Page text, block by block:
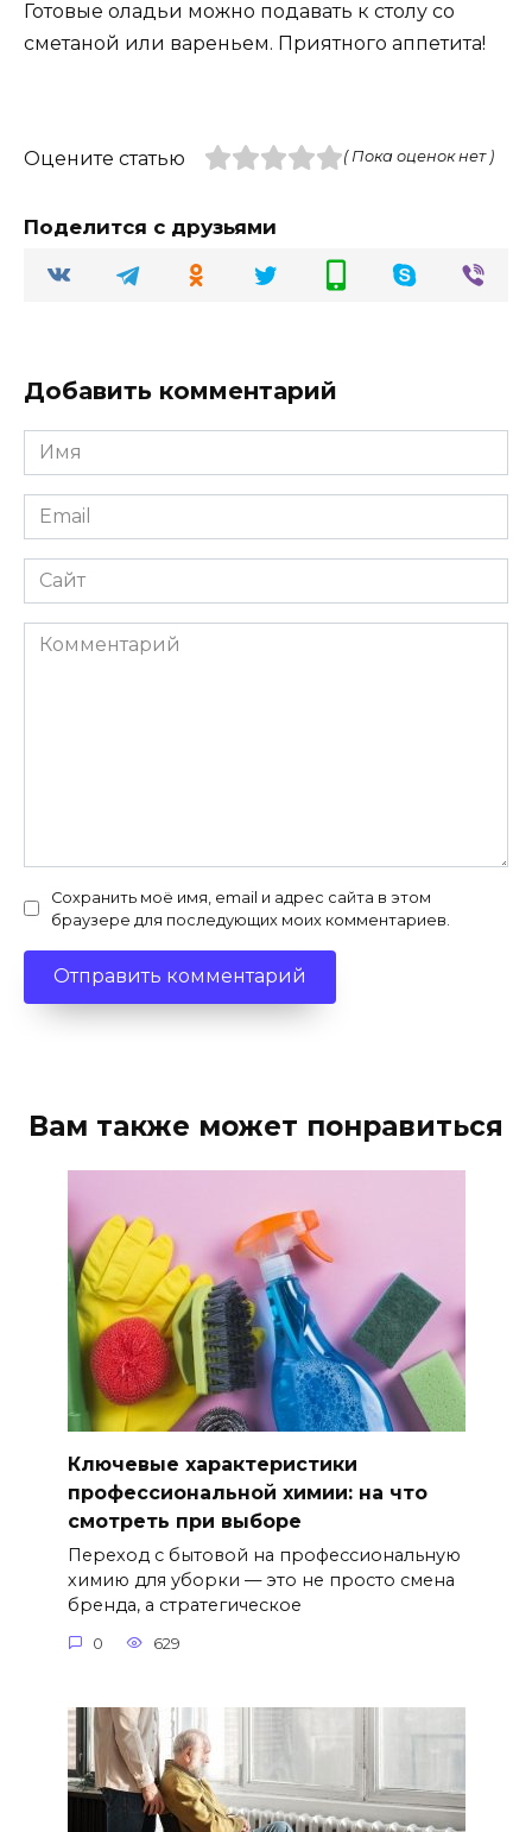
Готовые оладьи можно подавать к столу со
сметаной или вареньем. Приятного аппетита!
Оцените статью ( Пока оценок нет )
Поделится с друзьями
Добавить комментарий
Имя
Email
Сайт
Комментарий
Сохранить моё имя, email и адрес сайта в этом
браузере для последующих моих комментариев.
Вам также может понравиться
Ключевые характеристики
профессиональной химии: на что
смотреть при выборе
Переход с бытовой на профессиональную
химию для уборки — это не просто смена
бренда, а стратегическое
0 629